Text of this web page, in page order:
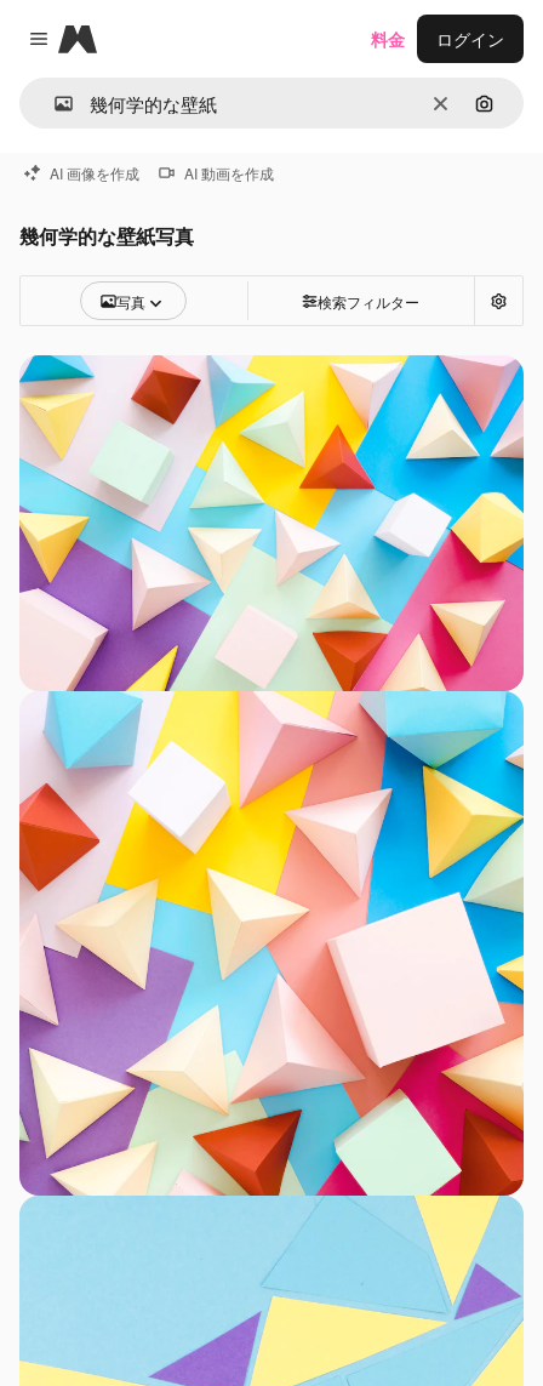
Close menu
Magnific
消去 画像で
料金 ログイン
AI 画像を作成 AI 動画を作成
幾何学的な壁紙写真
写真 検索フィルター